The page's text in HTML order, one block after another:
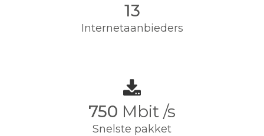
13
Internetaanbieders
750 Mbit /s
Snelste pakket